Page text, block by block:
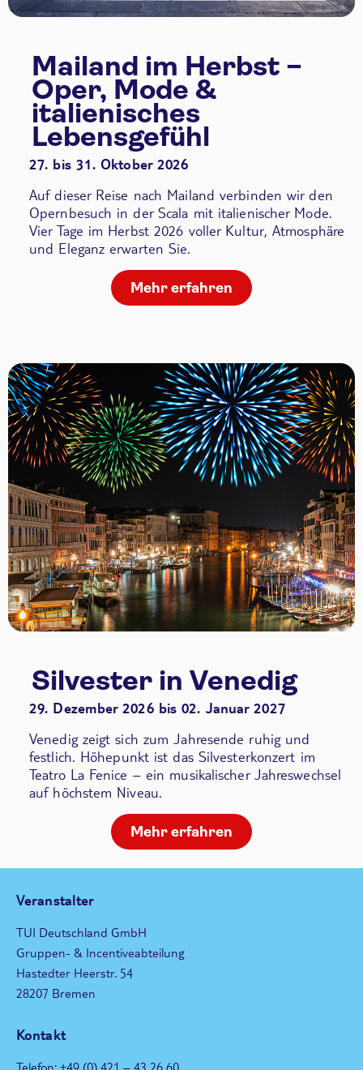
Mailand im Herbst –
Oper, Mode &
italienisches
Lebensgefühl
27. bis 31. Oktober 2026
Auf dieser Reise nach Mailand verbinden wir den
Opernbesuch in der Scala mit italienischer Mode.
Vier Tage im Herbst 2026 voller Kultur, Atmosphäre
und Eleganz erwarten Sie.
Mehr erfahren
Silvester in Venedig
29. Dezember 2026 bis 02. Januar 2027
Venedig zeigt sich zum Jahresende ruhig und
festlich. Höhepunkt ist das Silvesterkonzert im
Teatro La Fenice – ein musikalischer Jahreswechsel
auf höchstem Niveau.
Mehr erfahren
Veranstalter
TUI Deutschland GmbH
Gruppen- & Incentiveabteilung
Hastedter Heerstr. 54
28207 Bremen
Kontakt
Telefon: +49 (0) 421 – 43 26 60